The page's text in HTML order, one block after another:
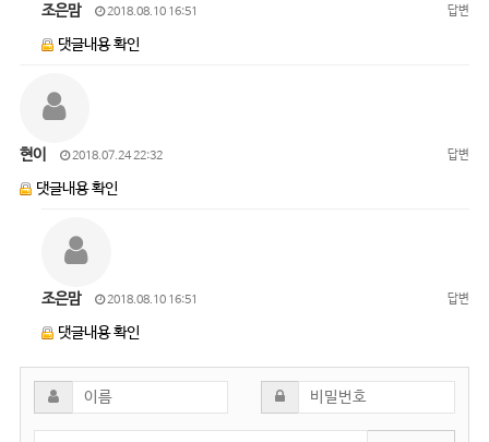
조은맘 2018.08.10 16:51 답변
댓글내용 확인
현이 2018.07.24 22:32 답변
댓글내용 확인
조은맘 2018.08.10 16:51 답변
댓글내용 확인